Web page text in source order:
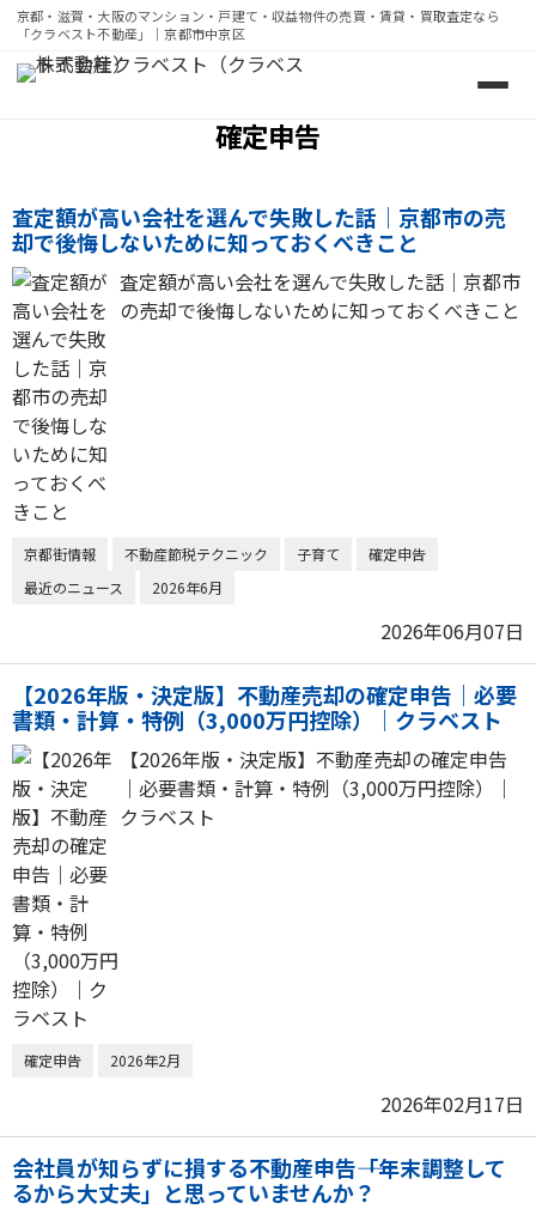
京都・滋賀・大阪のマンション・戸建て・収益物件の売買・賃貸・買取査定なら
「クラベスト不動産」｜京都市中京区
京都・滋賀・大阪のマンション・戸建て・収益物件の売
確定申告
査定額が高い会社を選んで失敗した話｜京都市の売
却で後悔しないために知っておくべきこと
査定額が高い会社を選んで失敗した話｜京都市
の売却で後悔しないために知っておくべきこと
京都街情報 不動産節税テクニック 子育て
確定申告
最近のニュース
2026年6月
2026年06月07日
【2026年版・決定版】不動産売却の確定申告｜必要
書類・計算・特例（3,000万円控除）｜クラベスト
【2026年版・決定版】不動産売却の確定申告
｜必要書類・計算・特例（3,000万円控除）｜
クラベスト
確定申告 2026年2月
2026年02月17日
会社員が知らずに損する不動産申告――「年末調整して
るから大丈夫」と思っていませんか？